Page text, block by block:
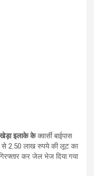
इलाके केक्वार्सी बाईपास
से 2.50 लाख रुपये की लूट का
कर जेल भेज दिया गया